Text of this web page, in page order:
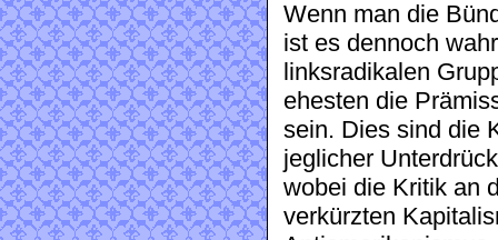
Wenn man die
ist es dennoch
linksradikalen
ehesten die
sein. Dies sind die
jeglicher
wobei die Kritik an
verkürzten